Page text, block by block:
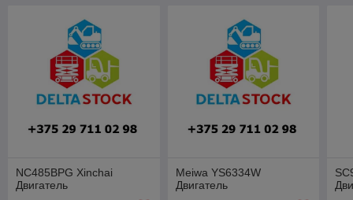
NC485BPG Xinchai
Двигатель
Meiwa YS6334W
Двигатель